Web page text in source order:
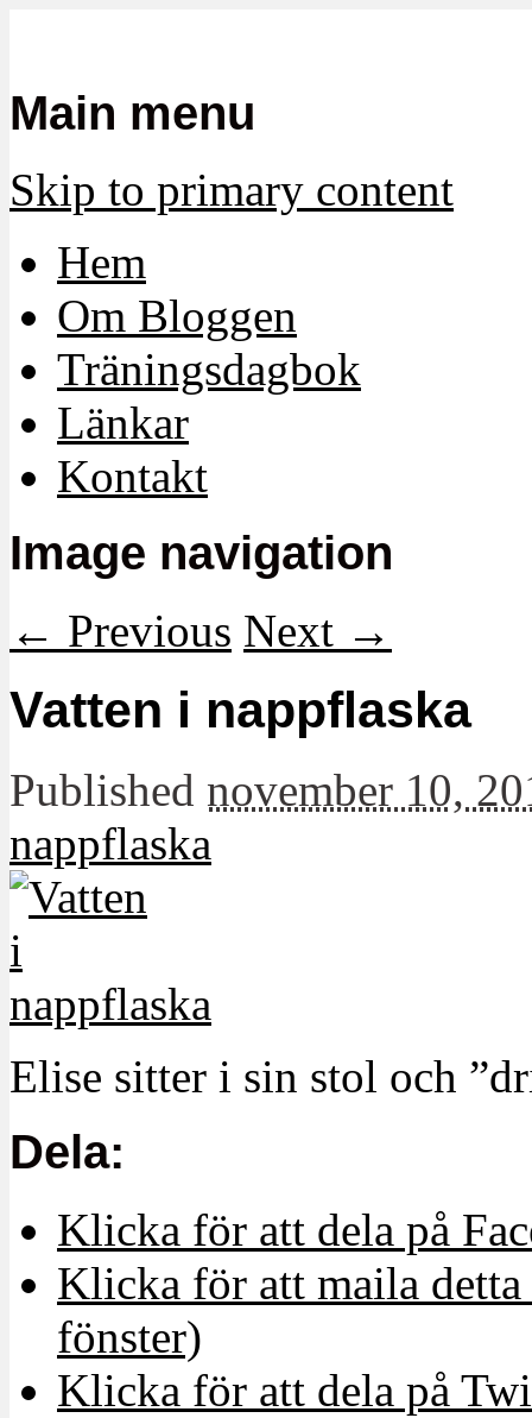
Main menu
Skip to primary content
Hem
Om Bloggen
Träningsdagbok
Länkar
Kontakt
Image navigation
← Previous Next →
Vatten i nappflaska
Published november 10,
nappflaska
Elise sitter i sin stol och
Dela:
Klicka för att dela på
Klicka för att maila
fönster)
Klicka för att dela på